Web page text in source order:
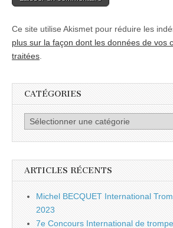
Ce site utilise Akismet pour réduire les
plus sur la façon dont les données de vos
traitées.
CATÉGORIES
Catégories
ARTICLES RÉCENTS
Michel BECQUET International
2023
7e Concours International de